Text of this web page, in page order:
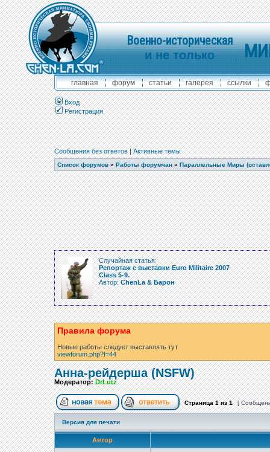
Военно-историческая
и не только
главная форум статьи галерея ссылки
Вход
Регистрация
Сообщения без ответов|Активные темы
Список форумов » Работы форумчан » Параллельные Миры
Случайная статья:
Репортаж с выставки Euro Militaire 2007
Class 5-9.
Автор:ChenLa & Барон
Правила форума
Новые работы следует выставлять тут
viewforum.php?f=44
Анна-рейдерша (NSFW)
Модератор:DrLutz
Страница1из1 [
Версия для печати
Автор